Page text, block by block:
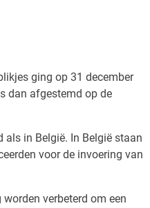
ging op 31 december
dan afgestemd op de
als in België. In België staan
voor de invoering van
verbeterd om een